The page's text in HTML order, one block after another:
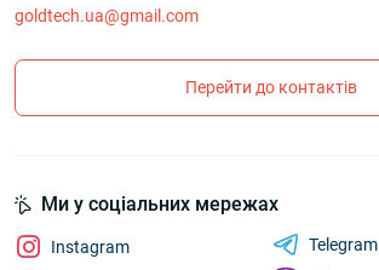
goldtech.ua@gmail.com
Перейти до контактів
Ми у соціальних мережах
Instagram
Telegram